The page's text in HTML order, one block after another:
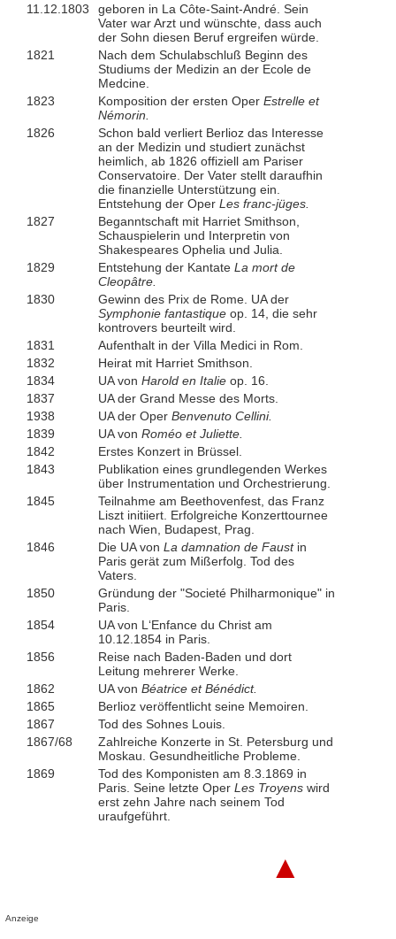
11.12.1803
geboren in La Côte-Saint-André. Sein
Vater war Arzt und wünschte, dass auch
der Sohn diesen Beruf ergreifen würde.
1821
Nach dem Schulabschluß Beginn des
Studiums der Medizin an der Ecole de
Medcine.
1823
Komposition der ersten Oper Estrelle et
Némorin.
1826
Schon bald verliert Berlioz das Interesse
an der Medizin und studiert zunächst
heimlich, ab 1826 offiziell am Pariser
Conservatoire. Der Vater stellt daraufhin
die finanzielle Unterstützung ein.
Entstehung der Oper Les franc-jüges.
1827
Beganntschaft mit Harriet Smithson,
Schauspielerin und Interpretin von
Shakespeares Ophelia und Julia.
1829
Entstehung der Kantate La mort de
Cleopâtre.
1830
Gewinn des Prix de Rome. UA der
Symphonie fantastiqueop. 14, die sehr
kontrovers beurteilt wird.
1831
Aufenthalt in der Villa Medici in Rom.
1832
Heirat mit Harriet Smithson.
1834
UA von Harold en Italie op. 16.
1837
UA der Grand Messe des Morts.
1938
UA der Oper Benvenuto Cellini.
1839
UA von Roméo et Juliette.
1842
Erstes Konzert in Brüssel.
1843
Publikation eines grundlegenden Werkes
über Instrumentation und Orchestrierung.
1845
Teilnahme am Beethovenfest, das Franz
Liszt initiiert. Erfolgreiche Konzerttournee
nach Wien, Budapest, Prag.
1846
Die UA von La damnation de Faustin
Paris gerät zum Mißerfolg. Tod des
Vaters.
1850
Gründung der "Societé Philharmonique" in
Paris.
1854
UA von L‘Enfance du Christ am
10.12.1854 in Paris.
1856
Reise nach Baden-Baden und dort
Leitung mehrerer Werke.
1862
UA von Béatrice et Bénédict.
1865
Berlioz veröffentlicht seine Memoiren.
1867
Tod des Sohnes Louis.
1867/68
Zahlreiche Konzerte in St. Petersburg und
Moskau. Gesundheitliche Probleme.
1869
Tod des Komponisten am 8.3.1869 in
Paris. Seine letzte Oper Les Troyens wird
erst zehn Jahre nach seinem Tod
uraufgeführt.
▲
Anzeige